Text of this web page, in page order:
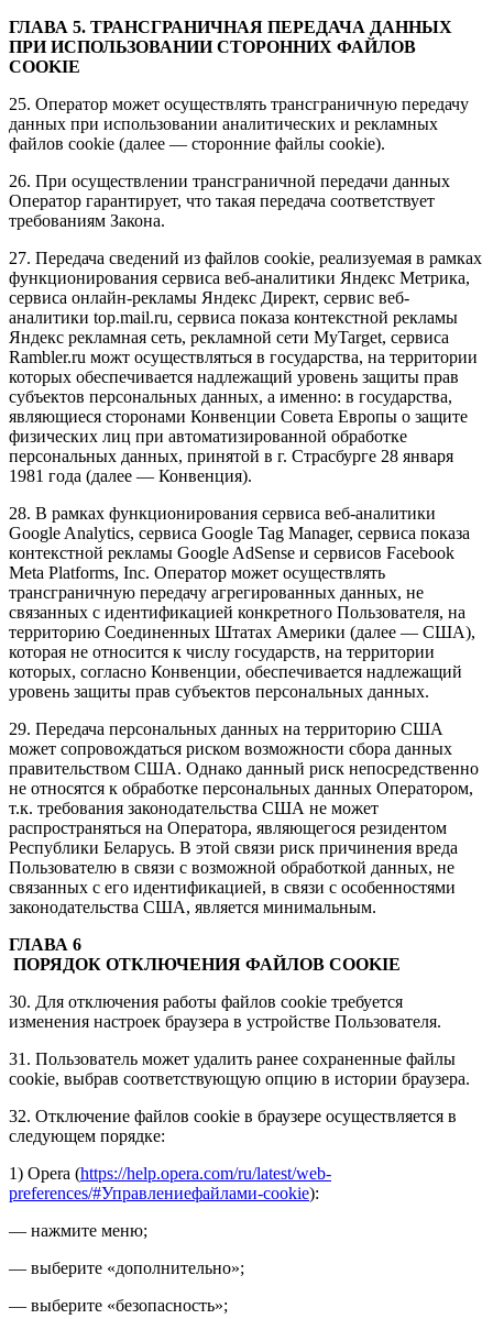
ГЛАВА 5. ТРАНСГРАНИЧНАЯ ПЕРЕДАЧА ДАННЫХ
ПРИ ИСПОЛЬЗОВАНИИ СТОРОННИХ ФАЙЛОВ
COOKIE
25. Оператор может осуществлять трансграничную передачу
данных при использовании аналитических и рекламных
файлов cookie (далее — сторонние файлы cookie).
26. При осуществлении трансграничной передачи данных
Оператор гарантирует, что такая передача соответствует
требованиям Закона.
27. Передача сведений из файлов cookie, реализуемая в рамках
функционирования сервиса веб-аналитики Яндекс Метрика,
сервиса онлайн-рекламы Яндекс Директ, сервис веб-
аналитики top.mail.ru, сервиса показа контекстной рекламы
Яндекс рекламная сеть, рекламной сети MyTarget, сервиса
Rambler.ru можт осуществляться в государства, на территории
которых обеспечивается надлежащий уровень защиты прав
субъектов персональных данных, а именно: в государства,
являющиеся сторонами Конвенции Совета Европы о защите
физических лиц при автоматизированной обработке
персональных данных, принятой в г. Страсбурге 28 января
1981 года (далее — Конвенция).
28. В рамках функционирования сервиса веб-аналитики
Google Analytics, сервиса Google Tag Manager, сервиса показа
контекстной рекламы Google AdSense и сервисов Facebook
Meta Platforms, Inc. Оператор может осуществлять
трансграничную передачу агрегированных данных, не
связанных с идентификацией конкретного Пользователя, на
территорию Соединенных Штатах Америки (далее — США),
которая не относится к числу государств, на территории
которых, согласно Конвенции, обеспечивается надлежащий
уровень защиты прав субъектов персональных данных.
29. Передача персональных данных на территорию США
может сопровождаться риском возможности сбора данных
правительством США. Однако данный риск непосредственно
не относятся к обработке персональных данных Оператором,
т.к. требования законодательства США не может
распространяться на Оператора, являющегося резидентом
Республики Беларусь. В этой связи риск причинения вреда
Пользователю в связи с возможной обработкой данных, не
связанных с его идентификацией, в связи с особенностями
законодательства США, является минимальным.
ГЛАВА 6
ПОРЯДОК ОТКЛЮЧЕНИЯ ФАЙЛОВ COOKIE
30. Для отключения работы файлов cookie требуется
изменения настроек браузера в устройстве Пользователя.
31. Пользователь может удалить ранее сохраненные файлы
cookie, выбрав соответствующую опцию в истории браузера.
32. Отключение файлов cookie в браузере осуществляется в
следующем порядке:
1) Opera (https://help.opera.com/ru/latest/web-
preferences/#Управлениефайлами-cookie):
— нажмите меню;
— выберите «дополнительно»;
— выберите «безопасность»;